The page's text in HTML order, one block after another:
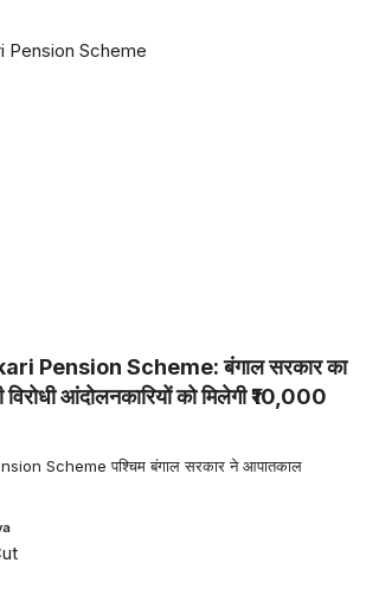
Pension Scheme: बंगाल सरकार का
आंदोलनकारियों को मिलेगी ₹10,000
Scheme पश्चिम बंगाल सरकार ने आपातकाल